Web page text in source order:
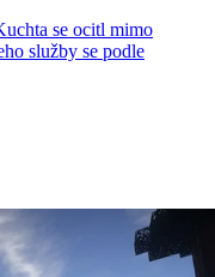
se ocitl mimo
služby se podle